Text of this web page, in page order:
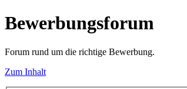
Bewerbungsforum
Forum rund um die richtige Bewerbung.
Zum Inhalt